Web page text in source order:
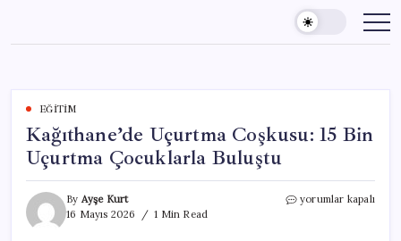
content
EĞITIM
Kağıthane’de Uçurtma Coşkusu: 15 Bin
Uçurtma Çocuklarla Buluştu
By Ayşe Kurt
16 Mayıs 2026
1 Min Read
Kağıthane’de
yorumlar kapalı